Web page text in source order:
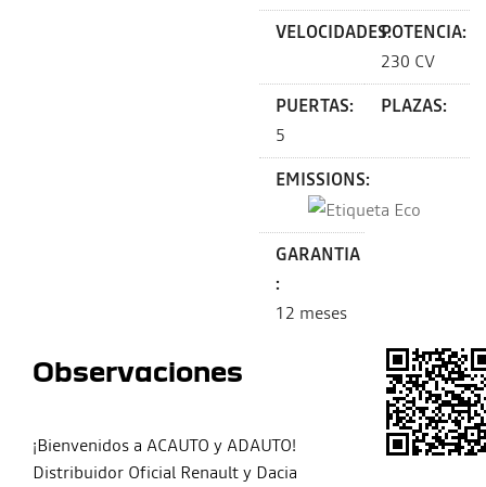
VELOCIDADES:POTENCIA:
230 CV
PUERTAS:
5
PLAZAS:
EMISSIONS:
GARANTIA
:
12 meses
Observaciones
¡Bienvenidos a ACAUTO y ADAUTO!
Distribuidor Oficial Renault y Dacia